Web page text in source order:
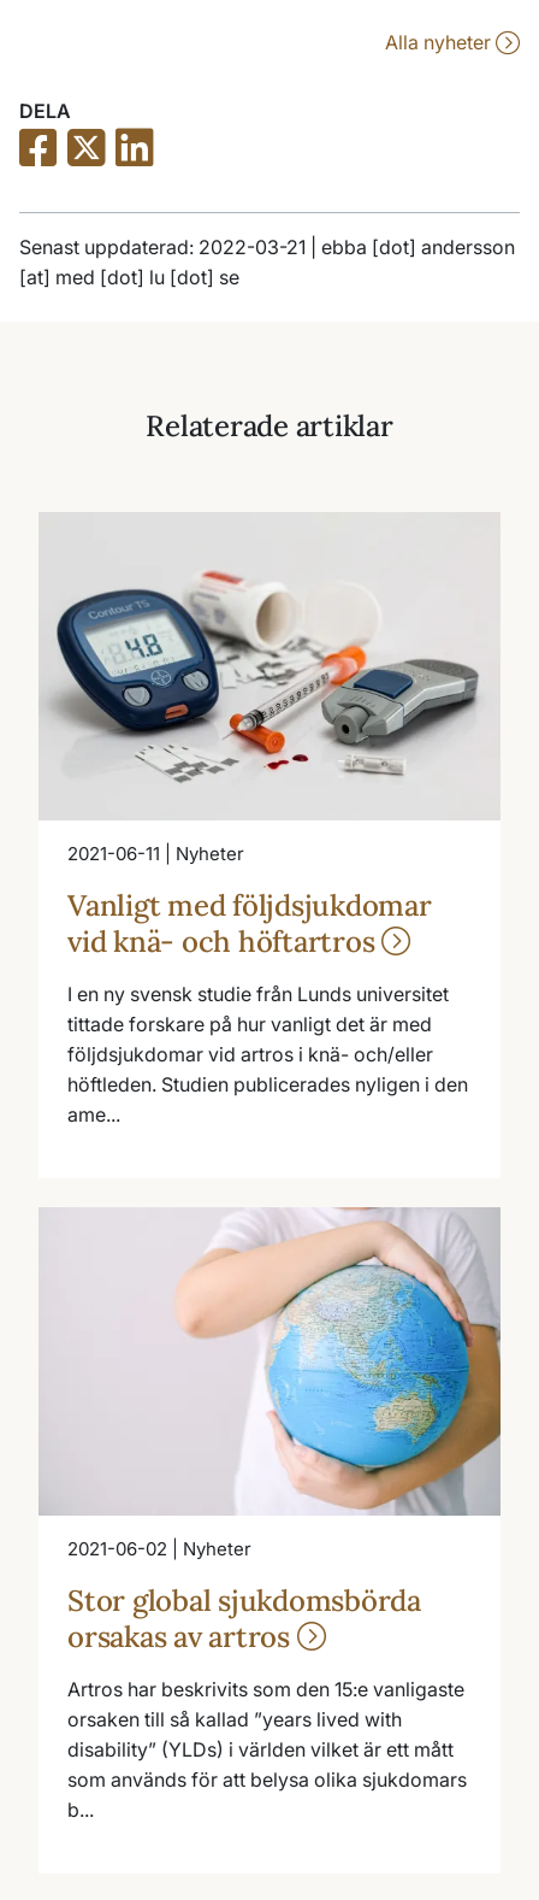
Alla nyheter
DELA
Senast uppdaterad: 2022-03-21 | ebba [dot] andersson
[at] med [dot] lu [dot] se
Relaterade artiklar
2021-06-11 | Nyheter
Vanligt med följdsjukdomar
vid knä- och höftartros
I en ny svensk studie från Lunds universitet
tittade forskare på hur vanligt det är med
följdsjukdomar vid artros i knä- och/eller
höftleden. Studien publicerades nyligen i den
ame...
2021-06-02 | Nyheter
Stor global sjukdomsbörda
orsakas av artros
Artros har beskrivits som den 15:e vanligaste
orsaken till så kallad ”years lived with
disability” (YLDs) i världen vilket är ett mått
som används för att belysa olika sjukdomars
b...